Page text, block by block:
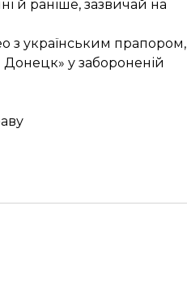
й раніше, зазвичай на
з українським прапором,
Донецк» у забороненій